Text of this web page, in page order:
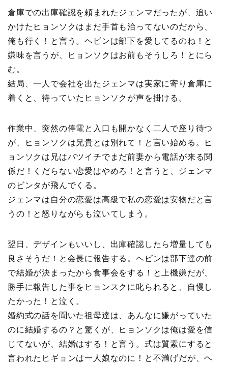
倉庫での出庫確認を頼まれたジェンマだったが、追い
かけたヒョンソクはまだ手首も治ってないのだから、
俺も行く！と言う。ヘビンは部下を愛してるのね！と
嫌味を言うが、ヒョンソクはお前もそうしろ！とにら
む。
結局、一人で会社を出たジェンマは実家に寄り倉庫に
着くと、待っていたヒョンソクが声を掛ける。
作業中、突然の停電と入口も開かなく二人で座り待つ
が、ヒョンソクは兄貴とは別れて！と言い始める。ヒ
ョンソクは兄はバツイチでまだ前妻から電話が来る関
係だ！くだらない恋愛はやめろ！と言うと、ジェンマ
のビンタが飛んでくる。
ジェンマは自分の恋愛は高級で私の恋愛は安物だと言
うの！と怒りながらも泣いてしまう。
翌日、デザインもいいし、出庫確認したら増量しても
良さそうだ！と会長に報告する。ヘビンは部下達の前
で結婚が決まったから食事会をする！と上機嫌だが、
勝手に報告した事をヒョンスクに叱られると、自慢し
たかった！と泣く。
婚約式の話を聞いた祖母達は、あんなに嫌がっていた
のに結婚するの？と驚くが、ヒョンソクは俺は愛を信
じてないが、結婚はする！と言う。式は質素にすると
言われたヒギョンは一人娘なのに！と不満げだが、ヘ